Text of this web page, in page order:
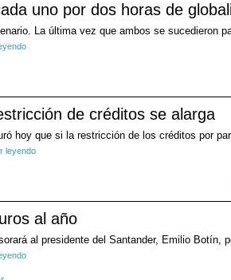
uno por dos horas de
La última vez que ambos se sucedieron
de créditos se alarga
hoy que si la restricción de los créditos por
leyendo
al año
al presidente del Santander, Emilio Botín,